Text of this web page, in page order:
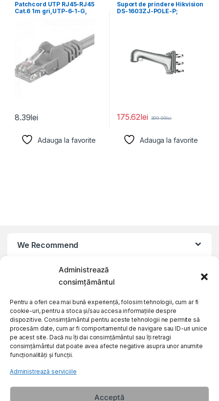
Administrează
consimțământul
Pentru a oferi cea mai bună experiență, folosim tehnologii, cum ar fi
cookie-uri, pentru a stoca și/sau accesa informațiile despre
dispozitive. Consimțământul pentru aceste tehnologii ne permite să
procesăm date, cum ar fi comportamentul de navigare sau ID-uri unice
pe acest site. Dacă nu îți dai consimțământul sau îți retragi
consimțământul dat poate avea afecte negative asupra unor anumite
funcționalități și funcții.
Administrează serviciile
Acceptă
Patchcord UTP RJ45-RJ45
Cat.6 1m gri,UTP-6-1-G,
8.39lei
Adauga la favorite
Suport de prindere Hikvision
DS-1603ZJ-POLE-P;
175.62lei 399.99lei
Adauga la favorite
We Recommend
My Account
Customer Care
About Us